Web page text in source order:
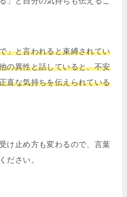
」と言われると束縛されてい
の異性と話していると、不安
直な気持ちを伝えられている
け止め方も変わるので、言葉
ださい。